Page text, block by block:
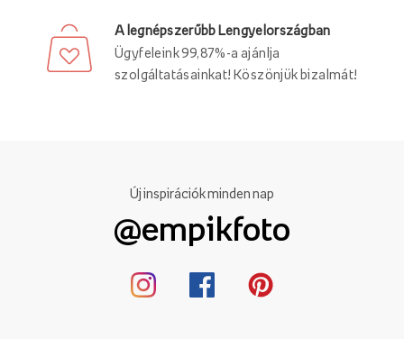
A legnépszerűbb Lengyelországban
Ügyfeleink 99,87%-a ajánlja
szolgáltatásainkat! Köszönjük bizalmát!
Új inspirációk minden nap
@empikfoto